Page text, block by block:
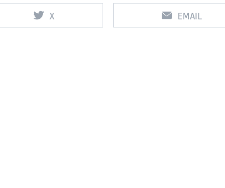
X EMAIL